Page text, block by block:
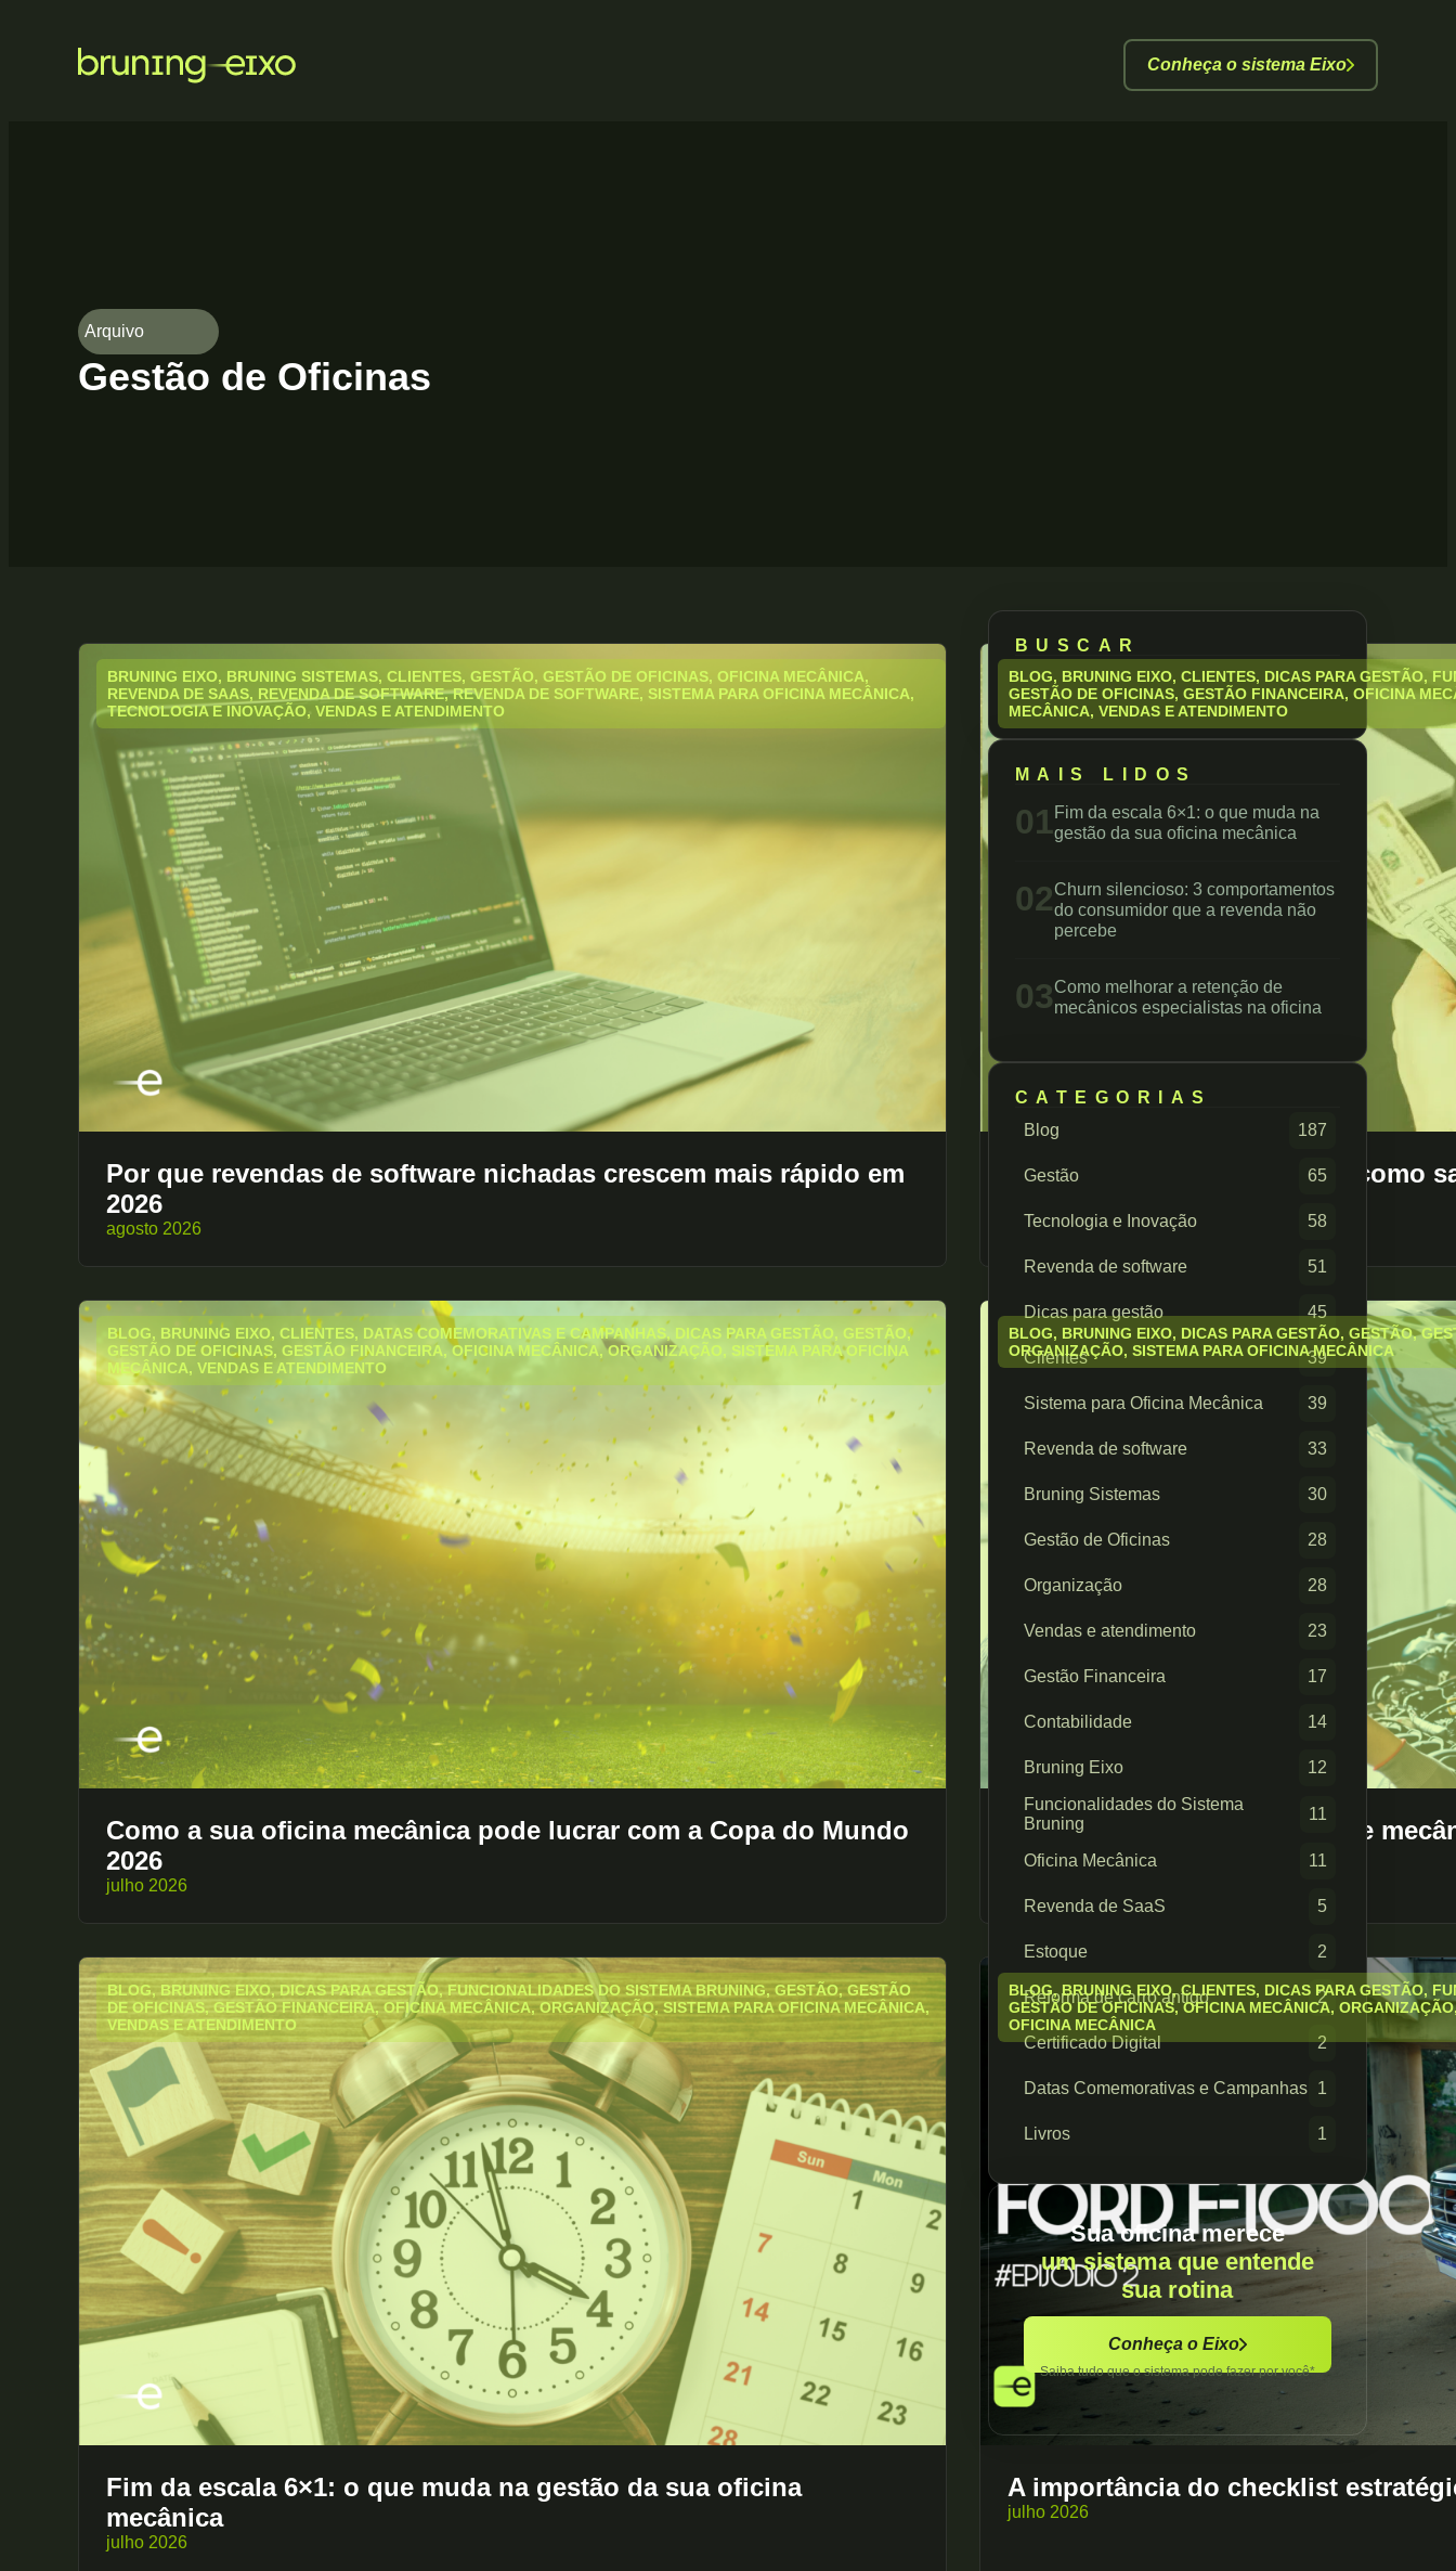
Conheça o sistema Eixo
Arquivo
Gestão de Oficinas
BRUNING EIXO, BRUNING SISTEMAS, CLIENTES, GESTÃO, GESTÃO DE OFICINAS, OFICINA MECÂNICA,
REVENDA DE SAAS, REVENDA DE SOFTWARE,REVENDA DE SOFTWARE, SISTEMA PARA OFICINA MECÂNICA,
TECNOLOGIA E INOVAÇÃO, VENDAS E ATENDIMENTO
Por que revendas de software nichadas crescem mais rápido em
2026
agosto 2026
BLOG, BRUNING EIXO, CLIENTES, DICAS PARA GESTÃO,
GESTÃO DE OFICINAS, GESTÃO FINANCEIRA, OFICINA
MECÂNICA, VENDAS E ATENDIMENTO
DRE para oficina mecânica: como
agosto 2026
BLOG, BRUNING EIXO, CLIENTES, DATAS COMEMORATIVAS E CAMPANHAS, DICAS PARA GESTÃO, GESTÃO,
GESTÃO DE OFICINAS, GESTÃO FINANCEIRA,OFICINA MECÂNICA,ORGANIZAÇÃO, SISTEMA PARA OFICINA
MECÂNICA, VENDAS E ATENDIMENTO
Como a sua oficina mecânica pode lucrar com a Copa do Mundo
2026
julho 2026
BLOG, BRUNING EIXO, DICAS PARA GESTÃO, GESTÃO,
ORGANIZAÇÃO, SISTEMA PARA OFICINA MECÂNICA
Como melhorar a retenção de
julho 2026
BLOG, BRUNING EIXO,DICAS PARA GESTÃO,FUNCIONALIDADES DO SISTEMA BRUNING, GESTÃO,GESTÃO
DE OFICINAS, GESTÃO FINANCEIRA,OFICINA MECÂNICA,ORGANIZAÇÃO,SISTEMA PARA OFICINA MECÂNICA,
VENDAS E ATENDIMENTO
Fim da escala 6×1: o que muda na gestão da sua oficina
mecânica
julho 2026
BLOG,BRUNING EIXO,CLIENTES, DICAS PARA GESTÃO,
GESTÃO DE OFICINAS,OFICINA MECÂNICA, ORGANIZAÇÃO
OFICINA MECÂNICA
A importância do checklist
julho 2026
BUSCAR
MAIS LIDOS
01Fim da escala 6×1: o que muda na
gestão da sua oficina mecânica
02Churn silencioso: 3 comportamentos
do consumidor que a revenda não
percebe
03Como melhorar a retenção de
mecânicos especialistas na oficina
CATEGORIAS
Blog
187
Gestão 65
Tecnologia e Inovação 58
Revenda de software 51
Dicas para gestão 45
Clientes 39
Sistema para Oficina Mecânica 39
Revenda de software 33
Bruning Sistemas 30
Gestão de Oficinas 28
Organização 28
Vendas e atendimento 23
Gestão Financeira 17
Contabilidade 14
Bruning Eixo
12
Funcionalidades do Sistema
Bruning
11
Oficina Mecânica 11
Revenda de SaaS 5
Estoque 2
Reforma de carro antigo 2
Certificado Digital 2
Datas Comemorativas e Campanhas 1
Livros 1
Sua oficina merece
um sistema que entende
sua rotina
Conheça o Eixo
Saiba tudo que o sistema pode fazer por você*